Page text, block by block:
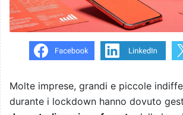
Molte imprese, grandi e piccole
durante i lockdown hanno dovuto